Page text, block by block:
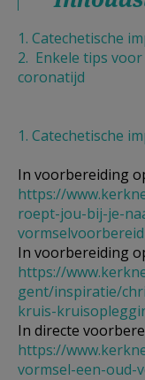
MIJN
1. Catechetische
2. Enkele tips
coronatijd
1. Catechetische
In voorbereiding
https://
roept-jou-bij-je-
In voorbereiding
https://
gent/inspiratie/
kruis-
In directe
https://
vormsel-een-oud-